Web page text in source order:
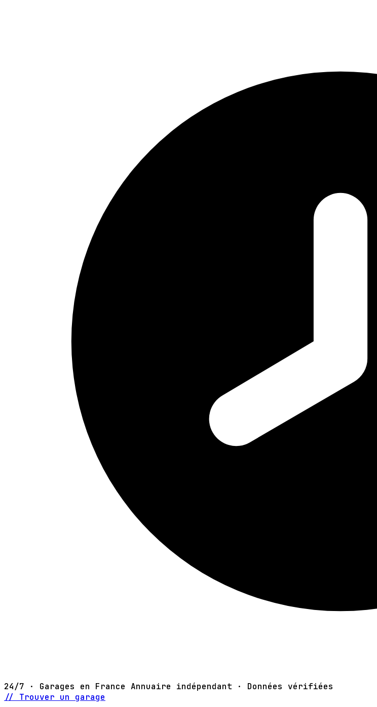
24/7 · Garages en France Annuaire indépendant · Données vérifiées
// Trouver un garage